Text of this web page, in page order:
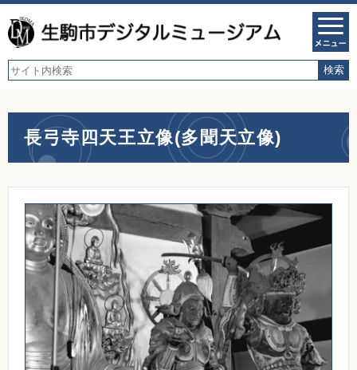
長弓寺四天王立像(多聞天立像)